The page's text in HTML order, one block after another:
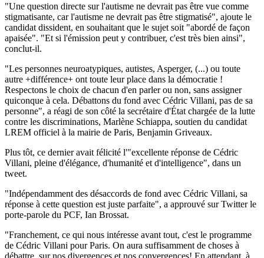
"Une question directe sur l'autisme ne devrait pas être vue comme
stigmatisante, car l'autisme ne devrait pas être stigmatisé", ajoute le
candidat dissident, en souhaitant que le sujet soit "abordé de façon
apaisée". "Et si l'émission peut y contribuer, c'est très bien ainsi",
conclut-il.
"Les personnes neuroatypiques, autistes, Asperger, (...) ou toute
autre +différence+ ont toute leur place dans la démocratie !
Respectons le choix de chacun d'en parler ou non, sans assigner
quiconque à cela. Débattons du fond avec Cédric Villani, pas de sa
personne", a réagi de son côté la secrétaire d'État chargée de la lutte
contre les discriminations, Marlène Schiappa, soutien du candidat
LREM officiel à la mairie de Paris, Benjamin Griveaux.
Plus tôt, ce dernier avait félicité l'"excellente réponse de Cédric
Villani, pleine d'élégance, d'humanité et d'intelligence", dans un
tweet.
"Indépendamment des désaccords de fond avec Cédric Villani, sa
réponse à cette question est juste parfaite", a approuvé sur Twitter le
porte-parole du PCF, Ian Brossat.
"Franchement, ce qui nous intéresse avant tout, c'est le programme
de Cédric Villani pour Paris. On aura suffisamment de choses à
débattre, sur nos divergences et nos convergences! En attendant, à